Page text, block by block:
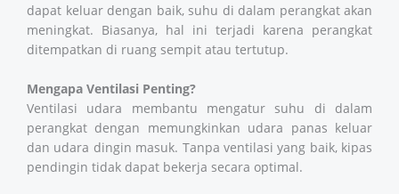
dapat keluar dengan baik, suhu di dalam perangkat akan
meningkat. Biasanya, hal ini terjadi karena perangkat
ditempatkan di ruang sempit atau tertutup.
Mengapa Ventilasi Penting?
Ventilasi udara membantu mengatur suhu di dalam
perangkat dengan memungkinkan udara panas keluar
dan udara dingin masuk. Tanpa ventilasi yang baik, kipas
pendingin tidak dapat bekerja secara optimal.